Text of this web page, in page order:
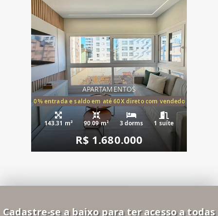
APARTAMENTOS
20% entrada e saldo em até 60X direto com vendedor
143.31 m² 90.09 m² 3 dorms 1 suíte
R$ 1.680.000
Cadastre-se a baixo para ter acesso a todas